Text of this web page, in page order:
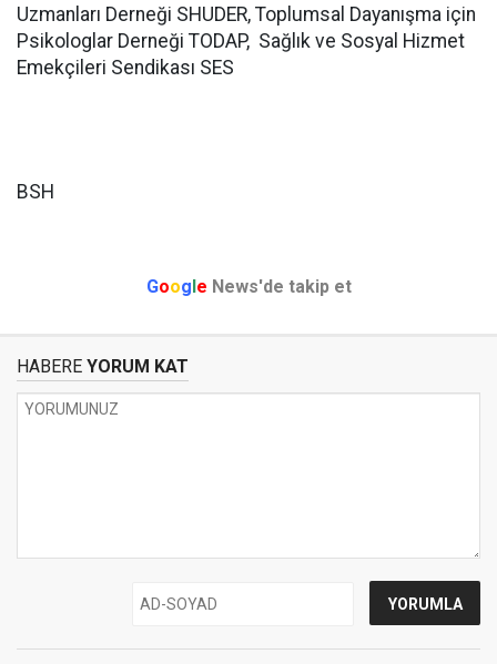
Uzmanları Derneği SHUDER, Toplumsal Dayanışma için
Psikologlar Derneği TODAP, Sağlık ve Sosyal Hizmet
Emekçileri Sendikası SES
BSH
Google News'de takip et
HABERE YORUM KAT